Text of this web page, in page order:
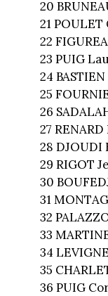
20
21
22
23 PUIG
24
25
26
27 RENARD
28 DJOUDI
29 RIGOT
30
31
32
33
34
35
36 PUIG